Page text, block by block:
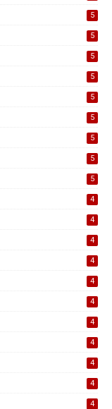
5
5
5
5
5
5
5
5
5
4
4
4
4
4
4
4
4
4
4
4